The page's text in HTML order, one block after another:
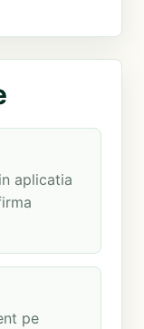
aplicatia
pe